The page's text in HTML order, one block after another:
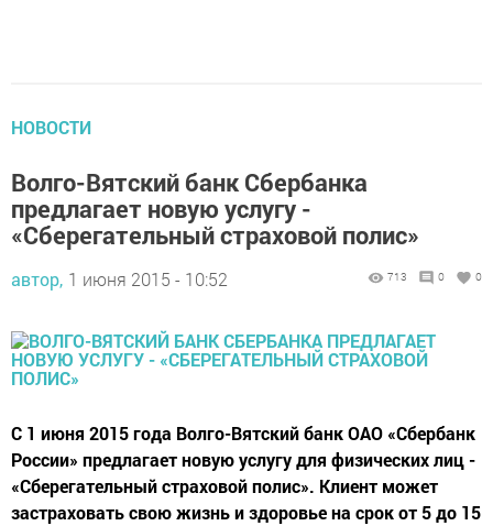
НОВОСТИ
Волго-Вятский банк Сбербанка
предлагает новую услугу -
«Сберегательный страховой полис»
автор, 1 июня 2015 - 10:52 713 0 0
С 1 июня 2015 года Волго-Вятский банк ОАО «Сбербанк
России» предлагает новую услугу для физических лиц -
«Сберегательный страховой полис». Клиент может
застраховать свою жизнь и здоровье на срок от 5 до 15